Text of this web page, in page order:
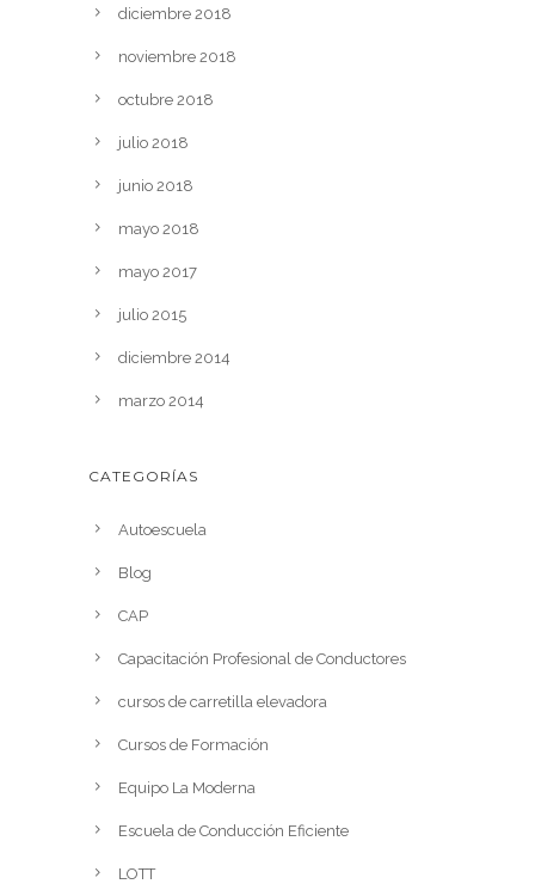
diciembre 2018
noviembre 2018
octubre 2018
julio 2018
junio 2018
mayo 2018
mayo 2017
julio 2015
diciembre 2014
marzo 2014
CATEGORÍAS
Autoescuela
Blog
CAP
Capacitación Profesional de Conductores
cursos de carretilla elevadora
Cursos de Formación
Equipo La Moderna
Escuela de Conducción Eficiente
LOTT